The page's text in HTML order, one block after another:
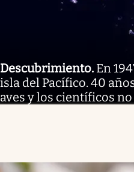
Descubrimiento. En
isla del Pacífico. 40
aves y los científicos